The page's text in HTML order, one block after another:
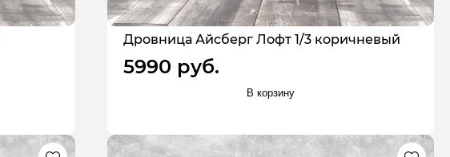
Дровница Айсберг Лофт 1/3 коричневый
5990 руб.
В корзину